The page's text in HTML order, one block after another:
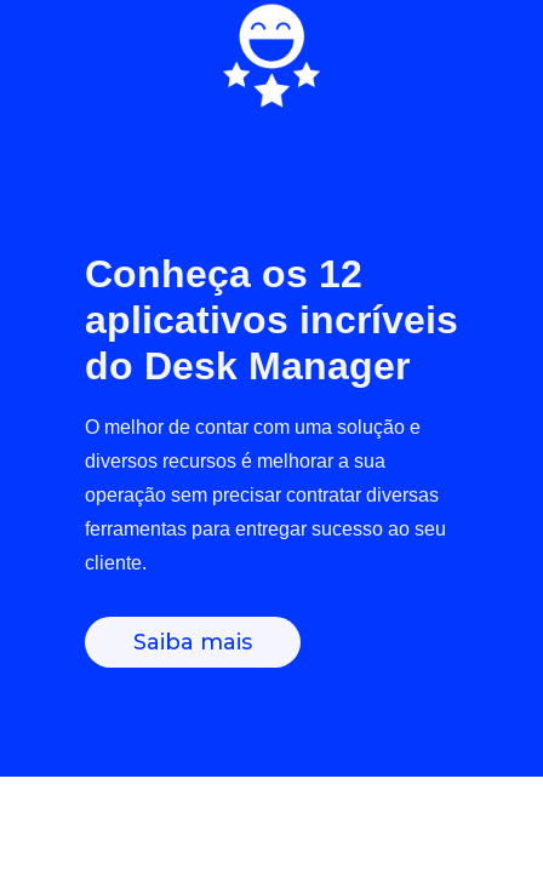
Conheça os 12
aplicativos incríveis
do Desk Manager
O melhor de contar com uma solução e
diversos recursos é melhorar a sua
operação sem precisar contratar diversas
ferramentas para entregar sucesso ao seu
cliente.
Saiba mais